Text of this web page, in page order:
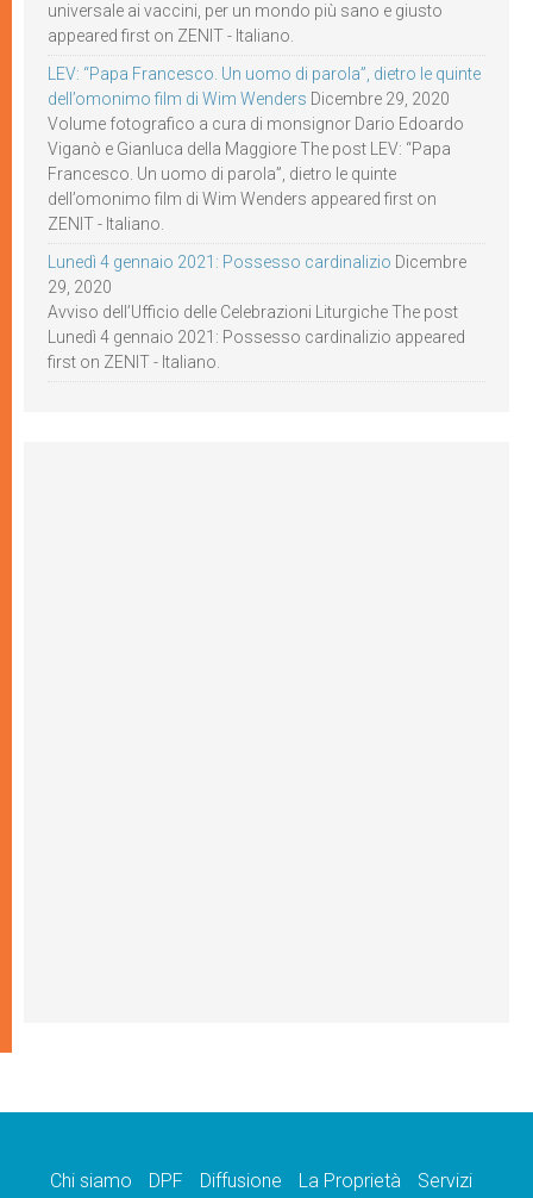
universale ai vaccini, per un mondo più sano e giusto
appeared first on ZENIT - Italiano.
LEV: “Papa Francesco. Un uomo di parola”, dietro le quinte
dell’omonimo film di Wim Wenders Dicembre 29, 2020
Volume fotografico a cura di monsignor Dario Edoardo
Viganò e Gianluca della Maggiore The post LEV: “Papa
Francesco. Un uomo di parola”, dietro le quinte
dell’omonimo film di Wim Wenders appeared first on
ZENIT - Italiano.
Lunedì 4 gennaio 2021: Possesso cardinalizio Dicembre
29, 2020
Avviso dell’Ufficio delle Celebrazioni Liturgiche The post
Lunedì 4 gennaio 2021: Possesso cardinalizio appeared
first on ZENIT - Italiano.
Chi siamo DPF Diffusione La Proprietà Servizi